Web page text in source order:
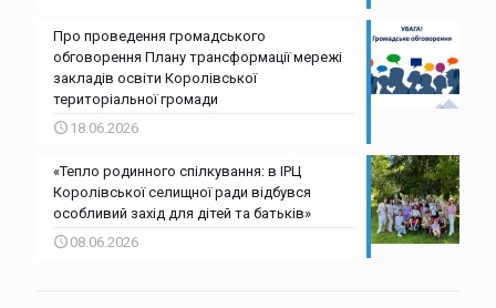
Про проведення громадського
обговорення Плану трансформації мережі
закладів освіти Королівської
територіальної громади
18.06.2026
«Тепло родинного спілкування: в ІРЦ
Королівської селищної ради відбувся
особливий захід для дітей та батьків»
08.06.2026